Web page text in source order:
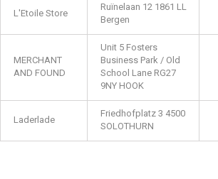
L'Etoile Store
Ruïnelaan 12 1861 LL
Bergen
MERCHANT
AND FOUND
Unit 5 Fosters
Business Park / Old
School Lane RG27
9NY HOOK
Laderlade
Friedhofplatz 3 4500
SOLOTHURN